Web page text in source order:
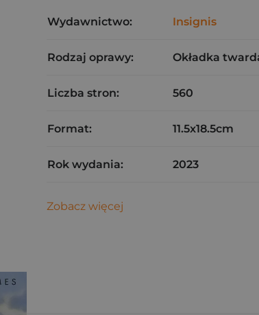
Wydawnictwo: Insignis
Rodzaj oprawy: Okładka
Liczba stron: 560
Format: 11.5x18.5cm
Rok wydania: 2023
Zobacz więcej